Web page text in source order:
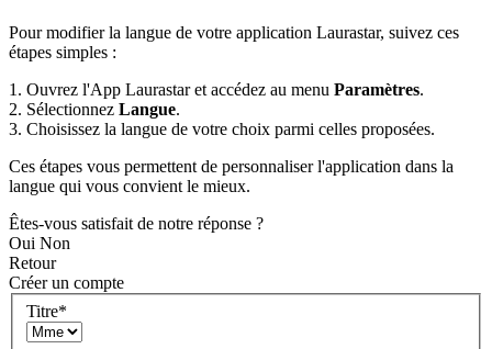
Pour modifier la langue de votre application Laurastar, suivez ces
étapes simples :
1. Ouvrez l'App Laurastar et accédez au menu Paramètres.
2. Sélectionnez Langue.
3. Choisissez la langue de votre choix parmi celles proposées.
Ces étapes vous permettent de personnaliser l'application dans la
langue qui vous convient le mieux.
Êtes-vous satisfait de notre réponse ?
Oui Non
Retour
Créer un compte
Titre*